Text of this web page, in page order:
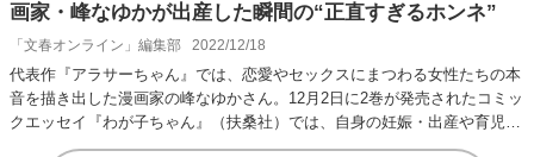
画家・峰なゆかが出産した瞬間の“正直すぎるホンネ”
「文春オンライン」編集部 2022/12/18
代表作『アラサーちゃん』では、恋愛やセックスにまつわる女性たちの本
音を描き出した漫画家の峰なゆかさん。12月2日に2巻が発売されたコミッ
クエッセイ『わが子ちゃん』（扶桑社）では、自身の妊娠・出産や育児に
ついて描いて…